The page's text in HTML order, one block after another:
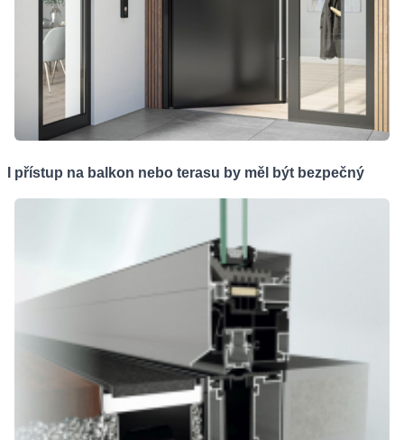
I přístup na balkon nebo terasu by měl být bezpečný